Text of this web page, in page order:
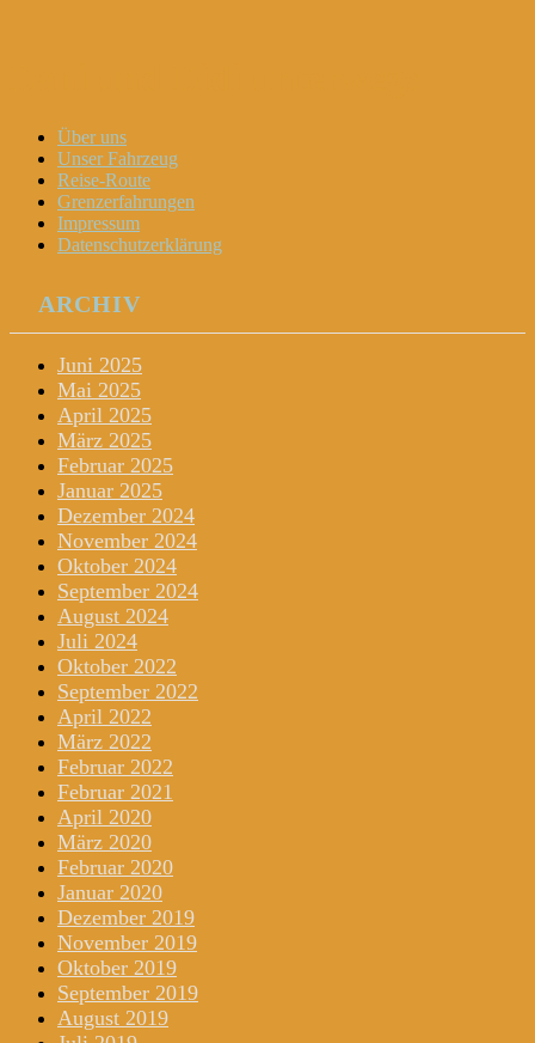
Menu
Widgets
Search
Skip
content
Über uns
Unser Fahrzeug
Reise-Route
Grenzerfahrungen
Impressum
Datenschutzerklärung
ARCHIV
Juni 2025
Mai 2025
April 2025
März 2025
Februar 2025
Januar 2025
Dezember 2024
November 2024
Oktober 2024
September 2024
August 2024
Juli 2024
Oktober 2022
September 2022
April 2022
März 2022
Februar 2022
Februar 2021
April 2020
März 2020
Februar 2020
Januar 2020
Dezember 2019
November 2019
Oktober 2019
September 2019
August 2019